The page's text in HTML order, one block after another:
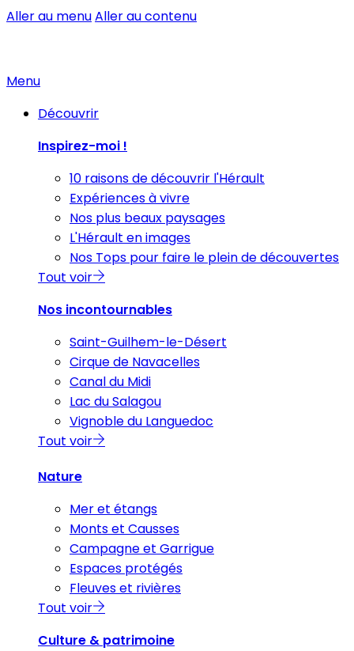
Aller au menuAller au contenu
Menu
Découvrir
Inspirez-moi !
10 raisons de découvrir l'Hérault
Expériences à vivre
Nos plus beaux paysages
L'Hérault en images
Nos Tops pour faire le plein de découvertes
Tout voir
Nos incontournables
Saint-Guilhem-le-Désert
Cirque de Navacelles
Canal du Midi
Lac du Salagou
Vignoble du Languedoc
Tout voir
Nature
Mer et étangs
Monts et Causses
Campagne et Garrigue
Espaces protégés
Fleuves et rivières
Tout voir
Culture & patrimoine